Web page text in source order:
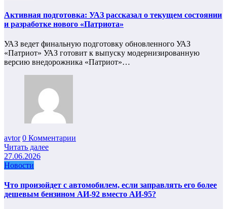
Активная подготовка: УАЗ рассказал о текущем состоянии
и разработке нового «Патриота»
УАЗ ведет финальную подготовку обновленного УАЗ
«Патриот» УАЗ готовит к выпуску модернизированную
версию внедорожника «Патриот»…
avtor 0 Комментарии
Читать далее
27.06.2026
Новости
Что произойдет с автомобилем, если заправлять его более
дешевым бензином АИ-92 вместо АИ-95?